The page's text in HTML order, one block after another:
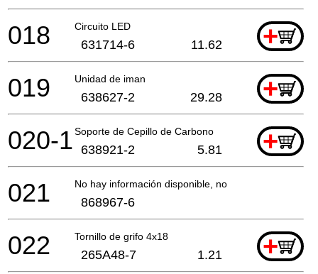
Circuito LED +
018 631714-6 11.62
Unidad de iman +
019 638627-2 29.28
Soporte de Cepillo de Carbono +
020-1 638921-2 5.81
No hay información disponible, no se puede pedir
021 868967-6
Tornillo de grifo 4x18 +
022 265A48-7 1.21